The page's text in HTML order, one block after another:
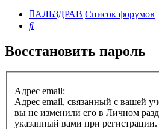
АЛЬЗДРАВ Список форумов
Поиск
Восстановить пароль
Адрес email:
Адрес email, связанный с вашей
вы не изменили его в Личном
указанный вами при регистрации.